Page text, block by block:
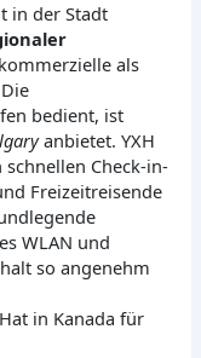
in der Stadt
als
bedient, ist
anbietet. YXH
Check-in-
Freizeitreisende
WLAN und
so angenehm
in Kanada für